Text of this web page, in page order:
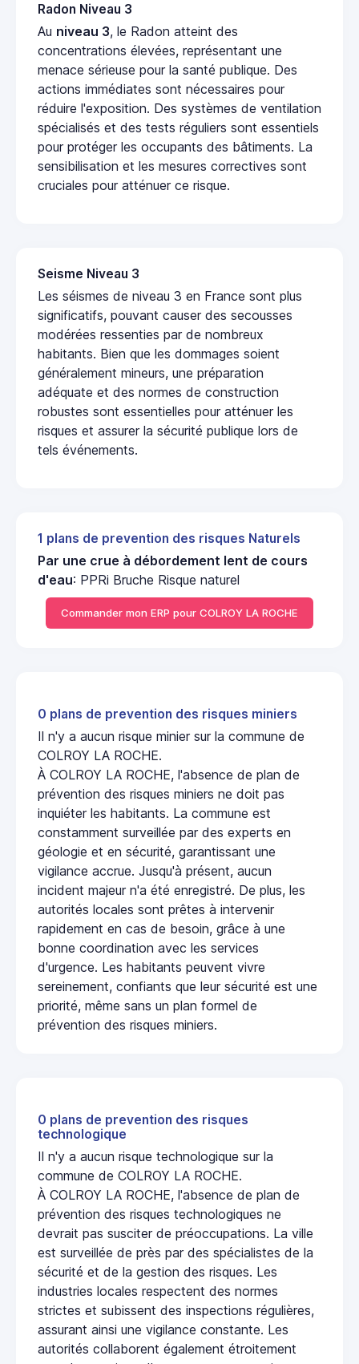
Radon Niveau 3
Au niveau 3, le Radon atteint des
concentrations élevées, représentant une
menace sérieuse pour la santé publique. Des
actions immédiates sont nécessaires pour
réduire l'exposition. Des systèmes de ventilation
spécialisés et des tests réguliers sont essentiels
pour protéger les occupants des bâtiments. La
sensibilisation et les mesures correctives sont
cruciales pour atténuer ce risque.
Seisme Niveau 3
Les séismes de niveau 3 en France sont plus
significatifs, pouvant causer des secousses
modérées ressenties par de nombreux
habitants. Bien que les dommages soient
généralement mineurs, une préparation
adéquate et des normes de construction
robustes sont essentielles pour atténuer les
risques et assurer la sécurité publique lors de
tels événements.
1 plans de prevention des risques Naturels
Par une crue à débordement lent de cours
d'eau: PPRi Bruche Risque naturel
Commander mon ERP pour COLROY LA ROCHE
0 plans de prevention des risques miniers
Il n'y a aucun risque minier sur la commune de
COLROY LA ROCHE.
À COLROY LA ROCHE, l'absence de plan de
prévention des risques miniers ne doit pas
inquiéter les habitants. La commune est
constamment surveillée par des experts en
géologie et en sécurité, garantissant une
vigilance accrue. Jusqu'à présent, aucun
incident majeur n'a été enregistré. De plus, les
autorités locales sont prêtes à intervenir
rapidement en cas de besoin, grâce à une
bonne coordination avec les services
d'urgence. Les habitants peuvent vivre
sereinement, confiants que leur sécurité est une
priorité, même sans un plan formel de
prévention des risques miniers.
0 plans de prevention des risques
technologique
Il n'y a aucun risque technologique sur la
commune de COLROY LA ROCHE.
À COLROY LA ROCHE, l'absence de plan de
prévention des risques technologiques ne
devrait pas susciter de préoccupations. La ville
est surveillée de près par des spécialistes de la
sécurité et de la gestion des risques. Les
industries locales respectent des normes
strictes et subissent des inspections régulières,
assurant ainsi une vigilance constante. Les
autorités collaborent également étroitement